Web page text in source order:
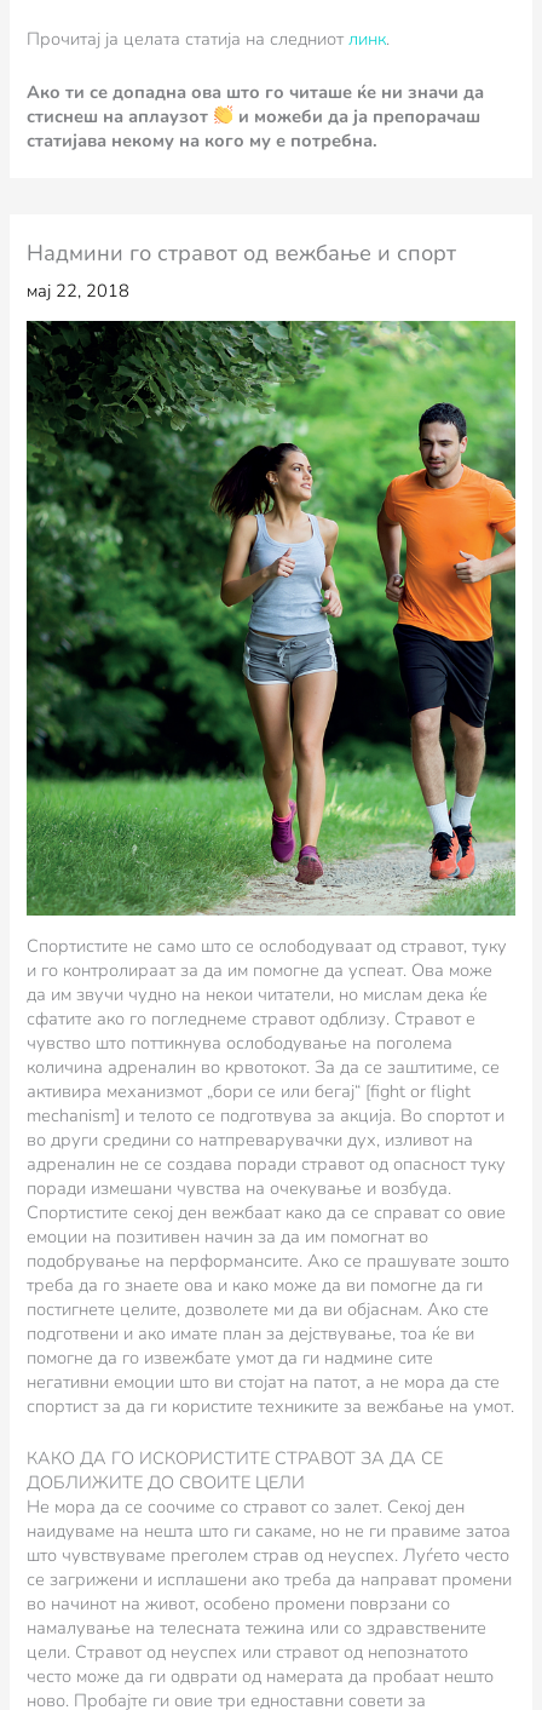
Прочитај ја целата статија на следниотлинк.
Ако ти се допадна ова што го читаше ќе ни значи да
стиснеш на аплаузот
и можеби да ја препорачаш
статијава некому на кого му е потребна.
Надмини го стравот од вежбање и спорт
мај 22, 2018
Спортистите не само што се ослободуваат од стравот, туку
и го контролираат за да им помогне да успеат. Ова може
да им звучи чудно на некои читатели, но мислам дека ќе
сфатите ако го погледнеме стравот одблизу. Стравот е
чувство што поттикнува ослободување на поголема
количина адреналин во крвотокот. За да се заштитиме, се
активира механизмот „бори се или бегај“ [fight or flight
mechanism] и телото се подготвува за акција. Во спортот и
во други средини со натпреварувачки дух, изливот на
адреналин не се создава поради стравот од опасност туку
поради измешани чувства на очекување и возбуда.
Спортистите секој ден вежбаат како да се справат со овие
емоции на позитивен начин за да им помогнат во
подобрување на перформансите. Ако се прашувате зошто
треба да го знаете ова и како може да ви помогне да ги
постигнете целите, дозволете ми да ви објаснам. Ако сте
подготвени и ако имате план за дејствување, тоа ќе ви
помогне да го извежбате умот да ги надмине сите
негативни емоции што ви стојат на патот, а не мора да сте
спортист за да ги користите техниките за вежбање на умот.
КАКО ДА ГО ИСКОРИСТИТЕ СТРАВОТ ЗА ДА СЕ
ДОБЛИЖИТЕ ДО СВОИТЕ ЦЕЛИ
Не мора да се соочиме со стравот со залет. Секој ден
наидуваме на нешта што ги сакаме, но не ги правиме затоа
што чувствуваме преголем страв од неуспех. Луѓето често
се загрижени и исплашени ако треба да направат промени
во начинот на живот, особено промени поврзани со
намалување на телесната тежина или со здравствените
цели. Стравот од неуспех или стравот од непознатото
често може да ги одврати од намерата да пробаат нешто
ново. Пробајте ги овие три едноставни совети за